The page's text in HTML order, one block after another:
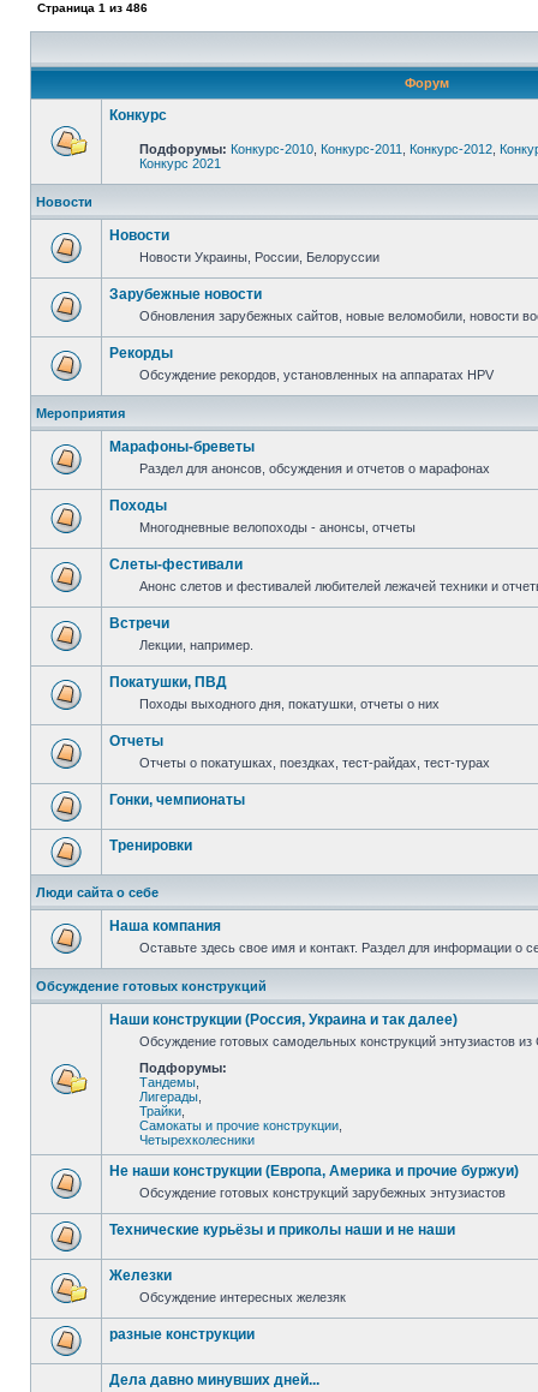
Страница 1 из 486
Форум
Конкурс
Подфорумы: Конкурс-2010 Конкурс-2011 Конкурс-2012
Конкурс 2021
Новости
Новости
Новости Украины, России, Белоруссии
Зарубежные новости
Обновления зарубежных сайтов, новые веломобили, новости
Рекорды
Обсуждение рекордов, установленных на аппаратах HPV
Мероприятия
Марафоны-бреветы
Раздел для анонсов, обсуждения и отчетов о марафонах
Походы
Многодневные велопоходы - анонсы, отчеты
Слеты-фестивали
Анонс слетов и фестивалей любителей лежачей техники и
Встречи
Лекции, например.
Покатушки, ПВД
Походы выходного дня, покатушки, отчеты о них
Отчеты
Отчеты о покатушках, поездках, тест-райдах, тест-турах
Гонки, чемпионаты
Тренировки
Люди сайта о себе
Наша компания
Оставьте здесь свое имя и контакт. Раздел для информации о
Обсуждение готовых конструкций
Наши конструкции (Россия, Украина и так далее)
Обсуждение готовых самодельных конструкций энтузиастов
Подфорумы:
Тандемы
Лигерады
Трайки
Самокаты и прочие конструкции
Четырехколесники
Не наши конструкции (Европа, Америка и прочие буржуи)
Обсуждение готовых конструкций зарубежных энтузиастов
Технические курьёзы и приколы наши и не наши
Железки
Обсуждение интересных железяк
разные конструкции
Дела давно минувших дней...